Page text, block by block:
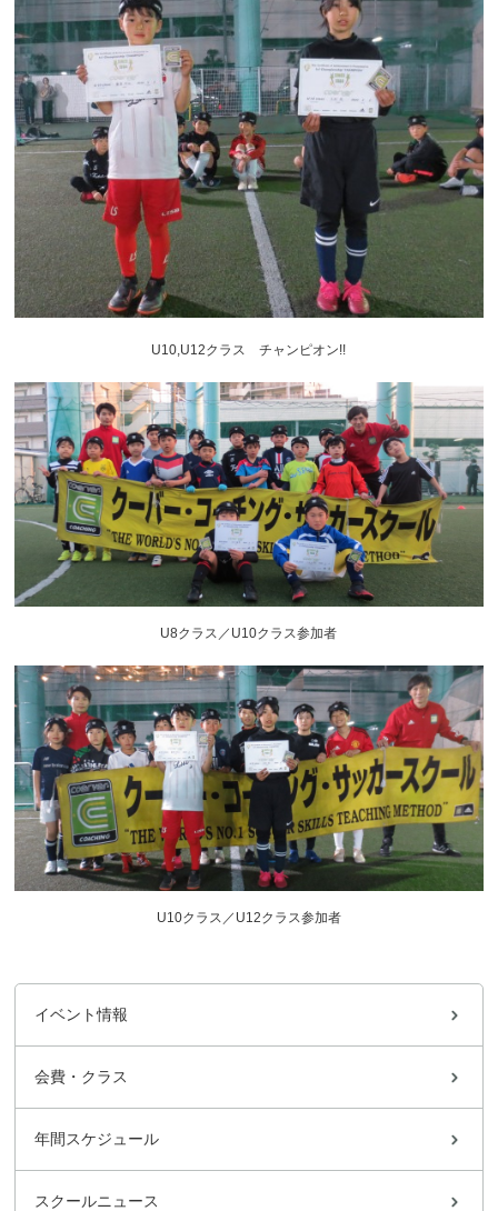
U10,U12クラス チャンピオン!!
U8クラス／U10クラス参加者
U10クラス／U12クラス参加者
イベント情報
会費・クラス
年間スケジュール
スクールニュース